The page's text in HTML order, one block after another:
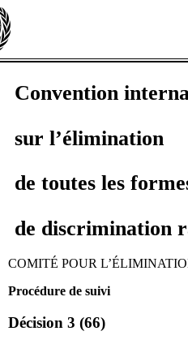
Convention
sur l’élimination
de toutes les
de discrimination
COMITÉ POUR
Procédure de suivi
Décision 3 (66)